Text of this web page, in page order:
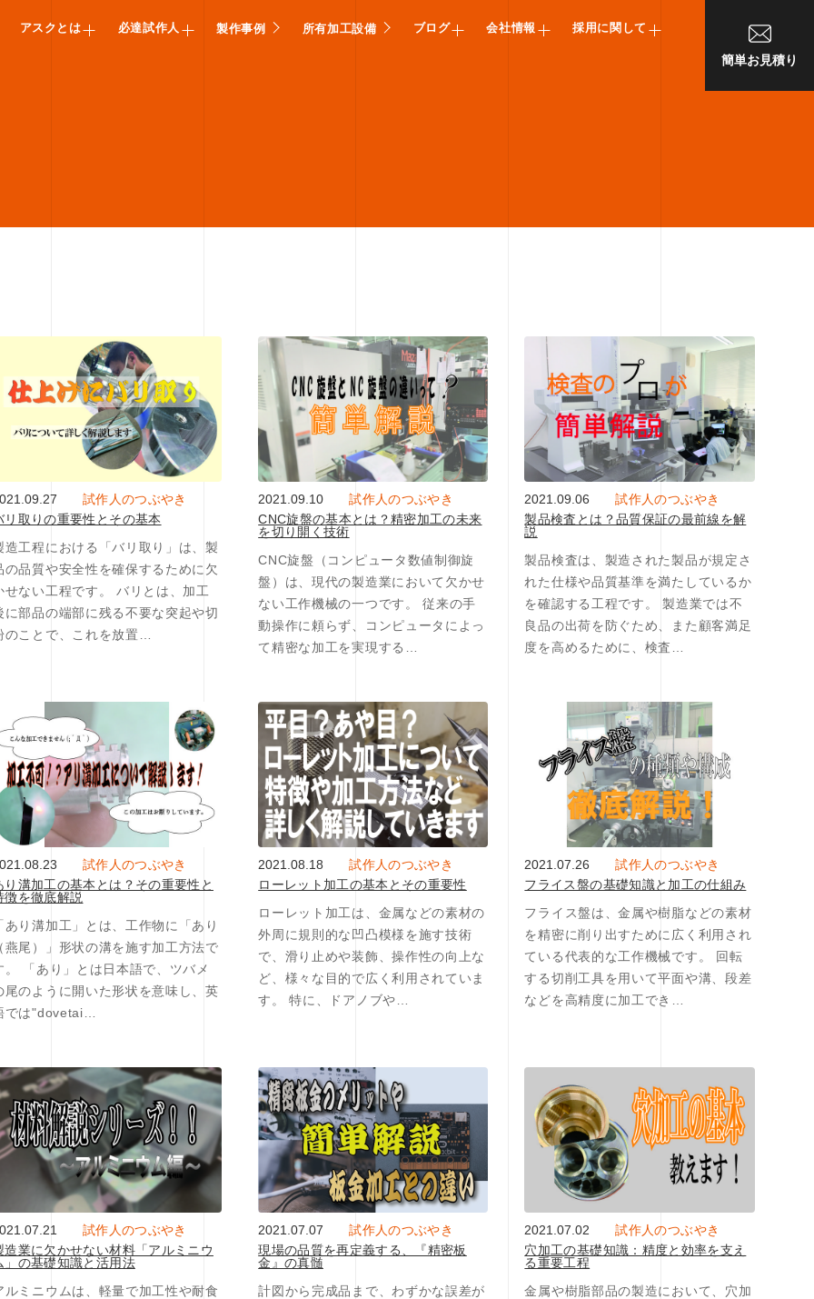
アスクとは 必達試作人 製作事例 所有加工設備 ブログ 会社情報 採用に関して
簡単お見積り
試作人のつぶやき
リ取りの重要性とその基本
造工程における「バリ取り」は、製
の品質や安全性を確保するために欠
せない工程です。 バリとは、加工
に部品の端部に残る不要な突起や切
のことで、これを放置…
2021.09.10
試作人のつぶやき
CNC旋盤の基本とは？精密加工の未来
を切り開く技術
CNC旋盤（コンピュータ数値制御旋
盤）は、現代の製造業において欠かせ
ない工作機械の一つです。 従来の手
動操作に頼らず、コンピュータによっ
て精密な加工を実現する…
2021.09.06
試作人のつぶやき
製品検査とは？品質保証の最前線を解
説
製品検査は、製造された製品が規定さ
れた仕様や品質基準を満たしているか
を確認する工程です。 製造業では不
良品の出荷を防ぐため、また顧客満足
度を高めるために、検査…
試作人のつぶやき
り溝加工の基本とは？その重要性と
徴を徹底解説
あり溝加工」とは、工作物に「あり
燕尾）」形状の溝を施す加工方法で
。 「あり」とは日本語で、ツバメ
尾のように開いた形状を意味し、英
では"dovetai…
2021.08.18
試作人のつぶやき
ローレット加工の基本とその重要性
ローレット加工は、金属などの素材の
外周に規則的な凹凸模様を施す技術
で、滑り止めや装飾、操作性の向上な
ど、様々な目的で広く利用されていま
す。 特に、ドアノブや…
2021.07.26
試作人のつぶやき
フライス盤の基礎知識と加工の仕組み
フライス盤は、金属や樹脂などの素材
を精密に削り出すために広く利用され
ている代表的な工作機械です。 回転
する切削工具を用いて平面や溝、段差
などを高精度に加工でき…
試作人のつぶやき
造業に欠かせない材料「アルミニウ
」の基礎知識と活用法
ルミニウムは、軽量で加工性や耐食
2021.07.07
試作人のつぶやき
現場の品質を再定義する、『精密板
金』の真髄
計図から完成品まで、わずかな誤差が
2021.07.02
試作人のつぶやき
穴加工の基礎知識：精度と効率を支え
る重要工程
金属や樹脂部品の製造において、穴加